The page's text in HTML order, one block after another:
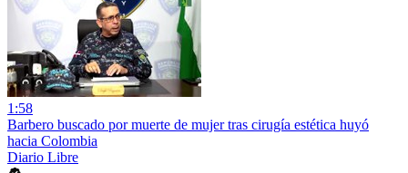
1:58
Barbero buscado por muerte de mujer tras cirugía estética huyó
hacia Colombia
Diario Libre